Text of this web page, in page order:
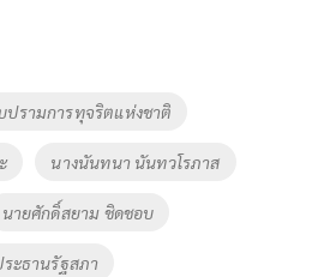
ปรามการทุจริตแห่งชาติ
นางนันทนา นันทวโรภาส
นายศักดิ์สยาม ชิดชอบ
ระธานรัฐสภา